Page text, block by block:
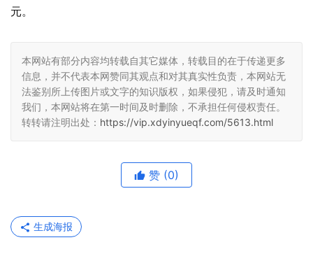
元。
本网站有部分内容均转载自其它媒体，转载目的在于传递更多
信息，并不代表本网赞同其观点和对其真实性负责，本网站无
法鉴别所上传图片或文字的知识版权，如果侵犯，请及时通知
我们，本网站将在第一时间及时删除，不承担任何侵权责任。
转转请注明出处： https://vip.xdyinyueqf.com/5613.html
赞 (0)
生成海报